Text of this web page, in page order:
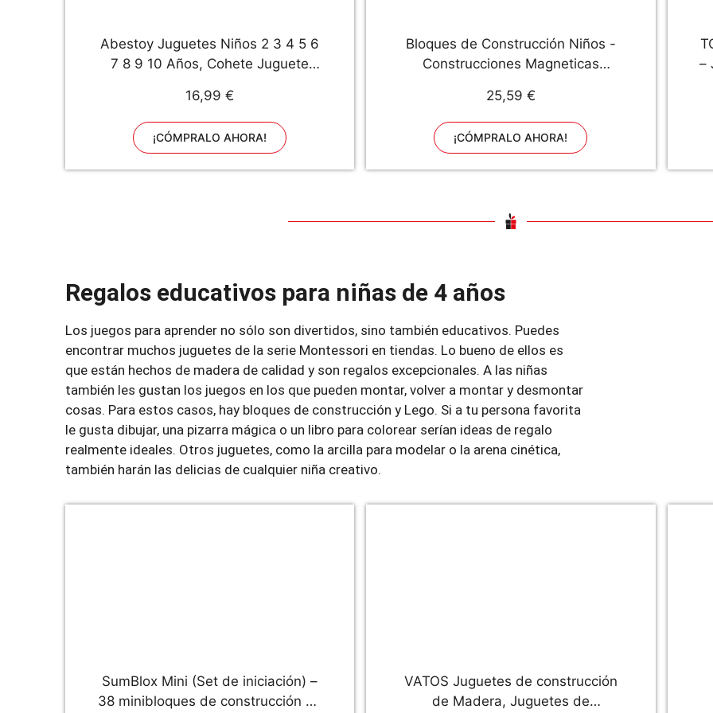
Abestoy Juguetes Niños 2 3 4 5 6
7 8 9 10 Años, Cohete Juguete
de Cumpleanos Niños 3 4 5 6
Años Cohete Regalos para Amigas
Niño 2-10 Años Juegos Al Aire
16,99 €
¡CÓMPRALO AHORA!
Bloques de Construcción Niños -
Construcciones Magneticas
Niños Niñas, Educativos / de
Aprendizaje Imanes Juguetes para
Niños Regalos de Cumpleaños de
25,59 €
¡CÓMPRALO AHORA!
–
Regalos educativos para niñas de 4 años
Los juegos para aprender no sólo son divertidos, sino también educativos. Puedes
encontrar muchos juguetes de la serie Montessori en tiendas. Lo bueno de ellos es
que están hechos de madera de calidad y son regalos excepcionales. A las niñas
también les gustan los juegos en los que pueden montar, volver a montar y desmontar
cosas. Para estos casos, hay bloques de construcción y Lego. Si a tu persona favorita
le gusta dibujar, una pizarra mágica o un libro para colorear serían ideas de regalo
realmente ideales. Otros juguetes, como la arcilla para modelar o la arena cinética,
también harán las delicias de cualquier niña creativo.
SumBlox Mini (Set de iniciación) –
38 minibloques de construcción de
VATOS Juguetes de construcción
de Madera, Juguetes de